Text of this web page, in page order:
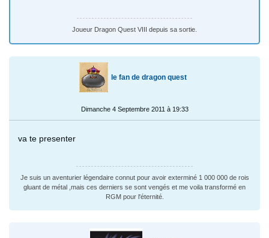
Joueur Dragon Quest VIII depuis sa sortie.
le fan de dragon quest
Dimanche 4 Septembre 2011 à 19:33
va te presenter
Je suis un aventurier légendaire connut pour avoir exterminé 1 000 000 de rois
gluant de métal ,mais ces derniers se sont vengés et me voila transformé en
RGM pour l'éternité.